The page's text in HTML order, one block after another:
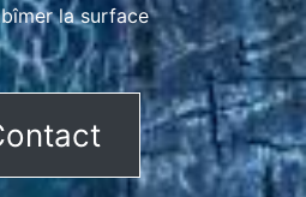
la surface